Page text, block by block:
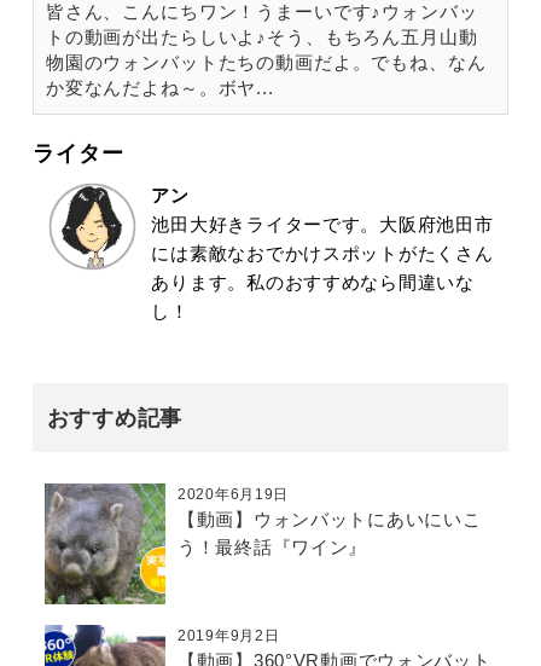
皆さん、こんにちワン！うまーいです♪ウォンバッ
トの動画が出たらしいよ♪そう、もちろん五月山動
物園のウォンバットたちの動画だよ。でもね、なん
か変なんだよね～。ボヤ...
ライター
アン
池田大好きライターです。大阪府池田市
には素敵なおでかけスポットがたくさん
あります。私のおすすめなら間違いな
し！
おすすめ記事
2020年6月19日
【動画】ウォンバットにあいにいこ
う！最終話『ワイン』
2019年9月2日
【動画】360°VR動画でウォンバット